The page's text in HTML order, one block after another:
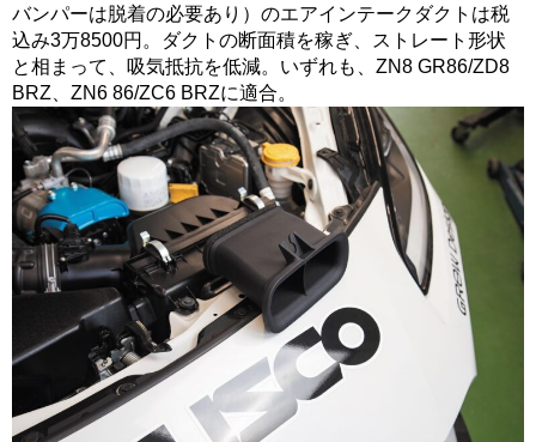
バンパーは脱着の必要あり）のエアインテークダクトは税
込み3万8500円。ダクトの断面積を稼ぎ、ストレート形状
と相まって、吸気抵抗を低減。いずれも、ZN8 GR86/ZD8
BRZ、ZN6 86/ZC6 BRZに適合。